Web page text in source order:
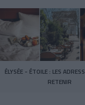
ÉLYSÉE - ÉTOILE : LES
RETENIR